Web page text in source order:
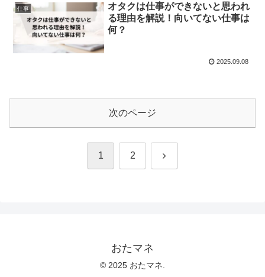
仕事
オタクは仕事ができないと思われ
る理由を解説！向いてない仕事は
何？
2025.09.08
次のページ
1 2 次
おたマネ
© 2025 おたマネ.